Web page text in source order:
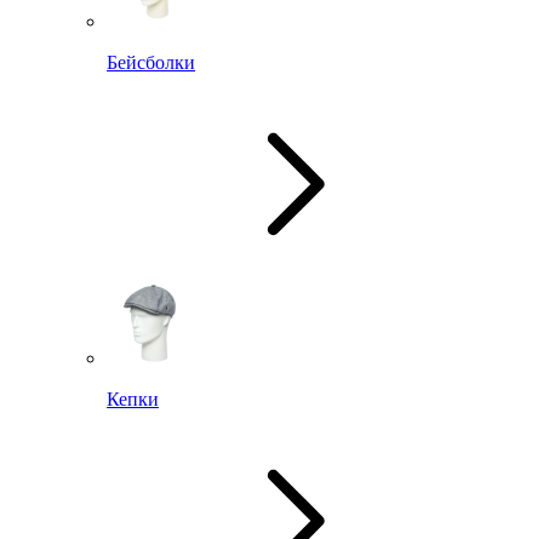
Бейсболки
Кепки